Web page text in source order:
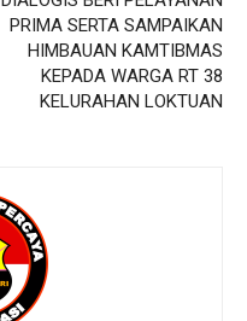
PRIMA SERTA SAMPAIKAN
HIMBAUAN KAMTIBMAS
KEPADA WARGA RT 38
KELURAHAN LOKTUAN